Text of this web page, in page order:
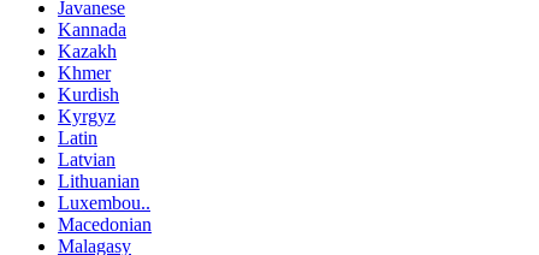
Javanese
Kannada
Kazakh
Khmer
Kurdish
Kyrgyz
Latin
Latvian
Lithuanian
Luxembou..
Macedonian
Malagasy